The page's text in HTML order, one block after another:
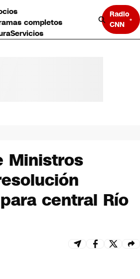
completos
Servicios
Radio
CNN
Ministros
central Río